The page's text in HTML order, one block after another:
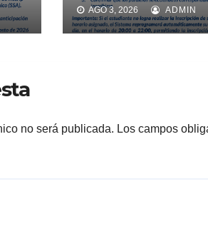
SORTEO Y
AGO 3, 2026 ADMIN
no será publicada. Los campos